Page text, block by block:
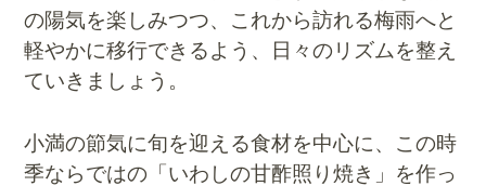
の陽気を楽しみつつ、これから訪れる梅雨へと
軽やかに移行できるよう、日々のリズムを整え
ていきましょう。
小満の節気に旬を迎える食材を中心に、この時
季ならではの「いわしの甘酢照り焼き」を作っ